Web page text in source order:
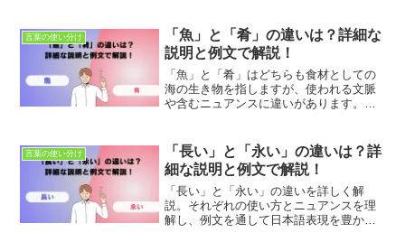
ケーションを目指します。
言葉の使い分け
「魚」と「肴」の違いは？詳細な
説明と例文で解説！
「魚」と「肴」はどちらも食材としての
海の生き物を指しますが、使われる文脈
や含むニュアンスに違いがあります。こ
できます。本記事では、「魚」と「肴」
のそれぞれの解説、適切な...
言葉の使い分け
「長い」と「永い」の違いは？詳
細な説明と例文で解説！
「長い」と「永い」の違いを詳しく解
説。それぞれの使い方とニュアンスを理
解し、例文を通して日本語表現を豊かに